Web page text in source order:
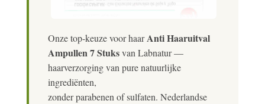
Onze top-keuze voor haarAnti Haaruitval
Ampullen 7 Stuksvan Labnatur —
haarverzorging van pure natuurlijke
ingrediënten,
zonder parabenen of sulfaten. Nederlandse